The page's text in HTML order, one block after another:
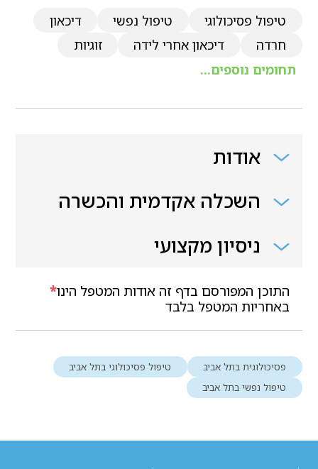
טיפול פסיכולוגי טיפול נפשי
דיכאון
חרדה
דיכאון אחרי לידה
זוגיות
תחומים נוספים...
אודות
השכלה אקדמית והכשרה
ניסיון מקצועי
*התוכן המפורסם בדף זה אודות המטפל הינו
באחריות המטפל בלבד
פסיכולוגית בתל אביב
טיפול פסיכולוגי בתל אביב
טיפול נפשי בתל אביב